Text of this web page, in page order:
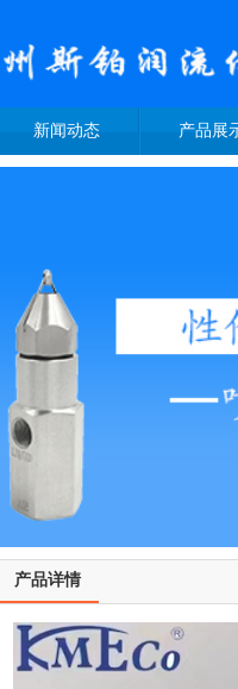
新闻动态 产品展
产品详情